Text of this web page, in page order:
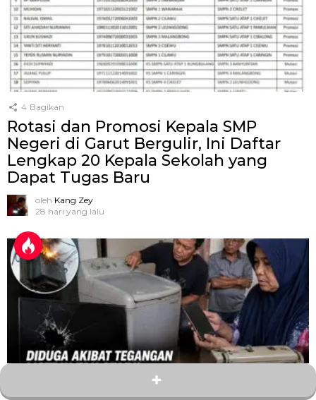
4 Bagikan
Rotasi dan Promosi Kepala SMP
Negeri di Garut Bergulir, Ini Daftar
Lengkap 20 Kepala Sekolah yang
Dapat Tugas Baru
oleh Kang Zey
28 hari yang lalu